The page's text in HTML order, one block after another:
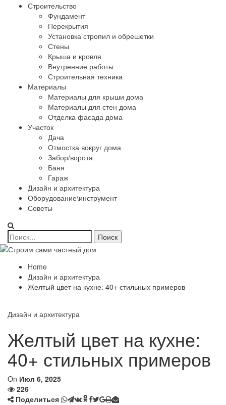
Строительство
Фундамент
Перекрытия
Установка стропил и обрешетки
Стены
Крыша и кровля
Внутренние работы
Строительная техника
Материалы
Материалы для крыши дома
Материалы для стен дома
Отделка фасада дома
Участок
Дача
Отмостка вокруг дома
Забор/ворота
Баня
Гараж
Дизайн и архитектура
Оборудование\инструмент
Советы
Home
Дизайн и архитектура
Желтый цвет на кухне: 40+ стильных примеров
Дизайн и архитектура
Желтый цвет на кухне:
40+ стильных примеров
On Июл 6, 2025
226
Поделиться